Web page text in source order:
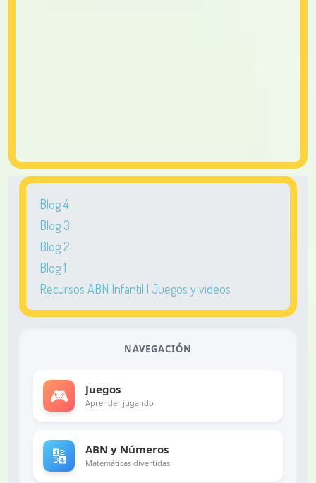
Blog 4
Blog 3
Blog 2
Blog 1
Recursos ABN Infantil | Juegos y videos
NAVEGACIÓN
🎮 Juegos
Aprender jugando
🔢 ABN y Números
Matemáticas divertidas